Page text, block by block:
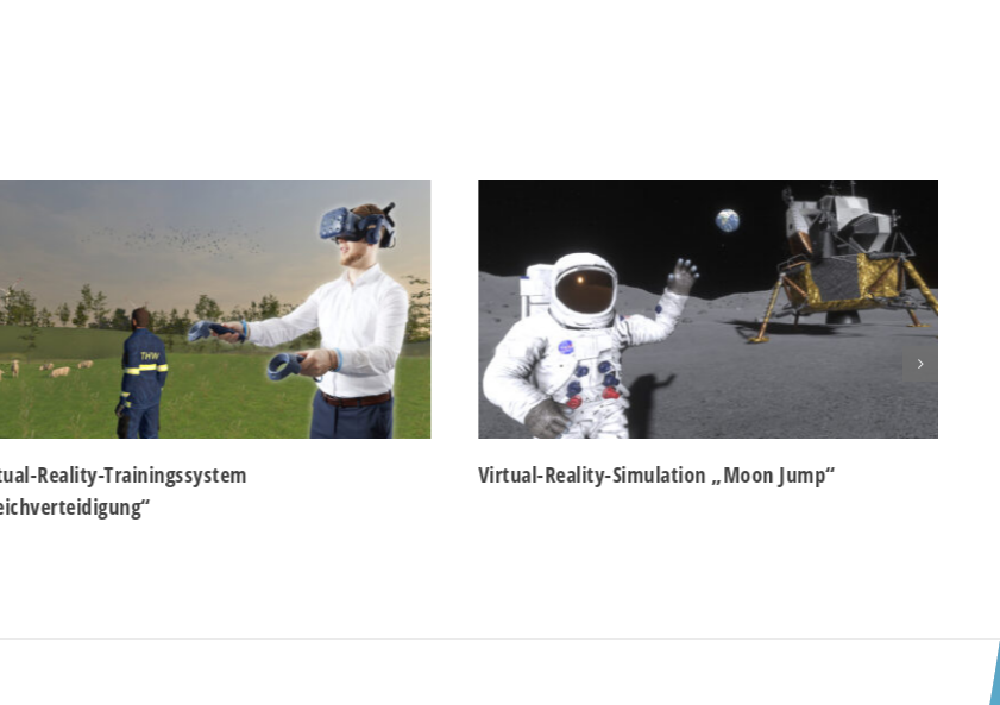
Reality-Trainingssystem
Virtual-Reality-Simulation „Moon Jump“
ermöglichen grundlegende Funktionen und sind für die einwandfreie
erforderlich.
(1) Statistiken
erfassen Informationen anonym. Diese Informationen helfen uns zu
Besucher unsere Website nutzen.
Cookie-Informationen anzeigen
Impressum